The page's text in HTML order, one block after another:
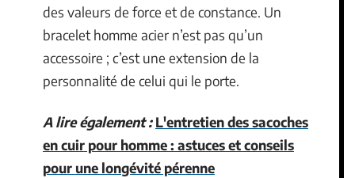
des valeurs de force et de constance. Un
bracelet homme acier n’est pas qu’un
accessoire ; c’est une extension de la
personnalité de celui qui le porte.
A lire également : L'entretien des sacoches
en cuir pour homme : astuces et conseils
pour une longévité pérenne